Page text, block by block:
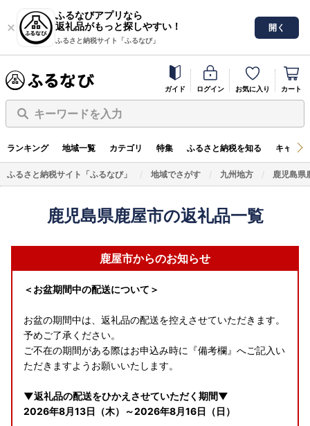
ふるなびアプリなら
返礼品がもっと探しやすい！
ふるさと納税サイト「ふるなび」
開く
ガイド ログイン お気に入り カート
キーワードを入力
ランキング 地域一覧 カテゴリ 特集 ふるさと納税を知る キャン
ふるさと納税サイト「ふるなび」 地域でさがす 九州地方 鹿児島県
鹿児島県鹿屋市の返礼品一覧
鹿屋市からのお知らせ
＜お盆期間中の配送について＞
お盆の期間中は、返礼品の配送を控えさせていただきます。
予めご了承ください。
ご不在の期間がある際はお申込み時に『備考欄』へご記入い
ただきますようお願いいたします。
▼返礼品の配送をひかえさせていただく期間▼
2026年8月13日（木）～2026年8月16日（日）